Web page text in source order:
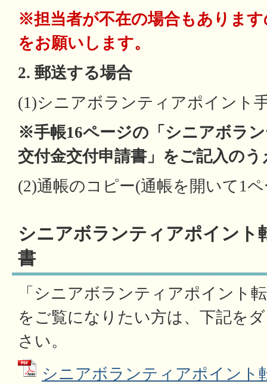
※担当者が不在の場合もありま
をお願いします。
2. 郵送する場合
(1)シニアボランティアポイント
※手帳16ページの「シニアボラ
交付金交付申請書」をご記入の
(2)通帳のコピー(通帳を開いて1
シニアボランティアポイント
書
「シニアボランティアポイント
をご覧になりたい方は、下記を
さい。
シニアボランティアポイント